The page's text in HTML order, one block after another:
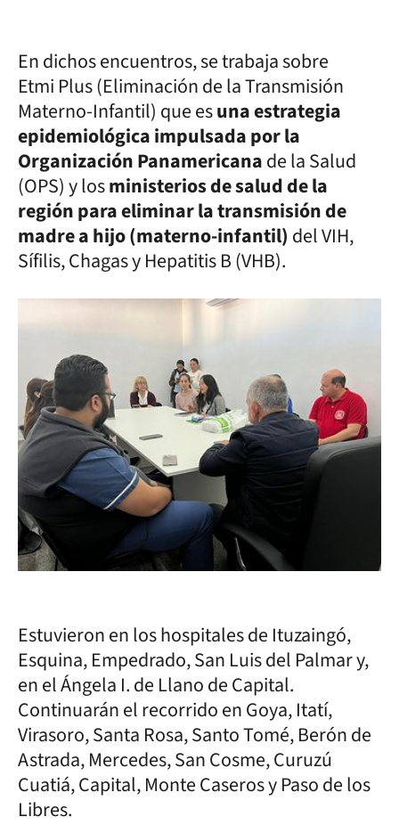
En dichos encuentros, se trabaja sobre
Etmi Plus (Eliminación de la Transmisión
Materno-Infantil) que esuna estrategia
epidemiológica impulsada por la
Organización Panamericanade la Salud
(OPS) y losministerios de salud de la
región para eliminar la transmisión de
madre a hijo (materno-infantil) del VIH,
Sífilis, Chagas y Hepatitis B (VHB).
Estuvieron en los hospitales de Ituzaingó,
Esquina, Empedrado, San Luis del Palmar y,
en el Ángela I. de Llano de Capital.
Continuarán el recorrido en Goya, Itatí,
Virasoro, Santa Rosa, Santo Tomé, Berón de
Astrada, Mercedes, San Cosme, Curuzú
Cuatiá, Capital, Monte Caseros y Paso de los
Libres.